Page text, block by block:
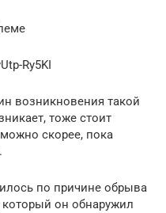
Ry5KI
возникновения такой
тоже стоит
скорее, пока
по причине обрыва
который он обнаружил